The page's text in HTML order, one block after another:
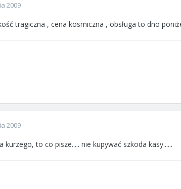
2009
tragiczna , cena kosmiczna , obsługa to dno
2009
kurzego, to co pisze..... nie kupywać szkoda kasy......